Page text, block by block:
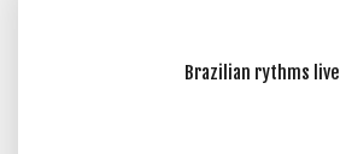
Brazilian rythms